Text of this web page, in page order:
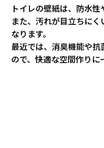
トイレの壁紙は、防水性
また、汚れが目立ちに
なります。
最近では、消臭機能や
ので、快適な空間作りに